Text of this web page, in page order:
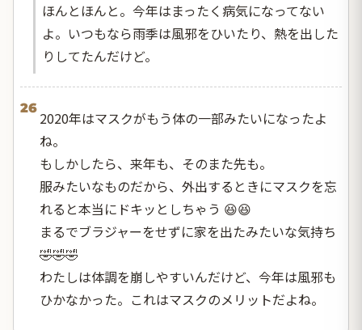
ほんとほんと。今年はまったく病気になってない
よ。いつもなら雨季は風邪をひいたり、熱を出した
りしてたんだけど。
26
2020年はマスクがもう体の一部みたいになったよ
ね。
もしかしたら、来年も、そのまた先も。
服みたいなものだから、外出するときにマスクを忘
れると本当にドキッとしちゃう 😆😆
まるでブラジャーをせずに家を出たみたいな気持ち
🤣🤣🤣
わたしは体調を崩しやすいんだけど、今年は風邪も
ひかなかった。これはマスクのメリットだよね。